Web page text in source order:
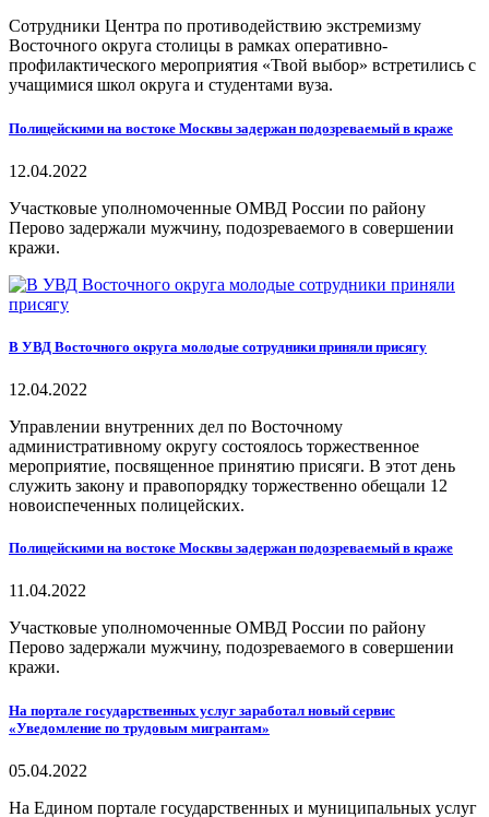
Сотрудники Центра по противодействию экстремизму
Восточного округа столицы в рамках оперативно-
профилактического мероприятия «Твой выбор» встретились с
учащимися школ округа и студентами вуза.
Полицейскими на востоке Москвы задержан подозреваемый в краже
12.04.2022
Участковые уполномоченные ОМВД России по району
Перово задержали мужчину, подозреваемого в совершении
кражи.
В УВД Восточного округа молодые сотрудники приняли присягу
12.04.2022
Управлении внутренних дел по Восточному
административному округу состоялось торжественное
мероприятие, посвященное принятию присяги. В этот день
служить закону и правопорядку торжественно обещали 12
новоиспеченных полицейских.
Полицейскими на востоке Москвы задержан подозреваемый в краже
11.04.2022
Участковые уполномоченные ОМВД России по району
Перово задержали мужчину, подозреваемого в совершении
кражи.
На портале государственных услуг заработал новый сервис
«Уведомление по трудовым мигрантам»
05.04.2022
На Едином портале государственных и муниципальных услуг